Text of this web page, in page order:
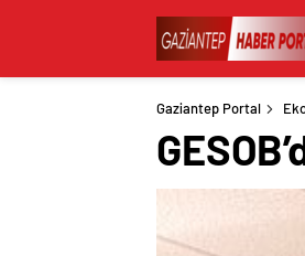
Gaziantep Portal